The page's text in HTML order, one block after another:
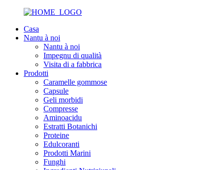
Casa
Nantu à noi
Nantu à noi
Impegnu di qualità
Visita di a fabbrica
Prodotti
Caramelle gommose
Capsule
Geli morbidi
Compresse
Aminoacidu
Estratti Botanichi
Proteine
Edulcoranti
Prodotti Marini
Funghi